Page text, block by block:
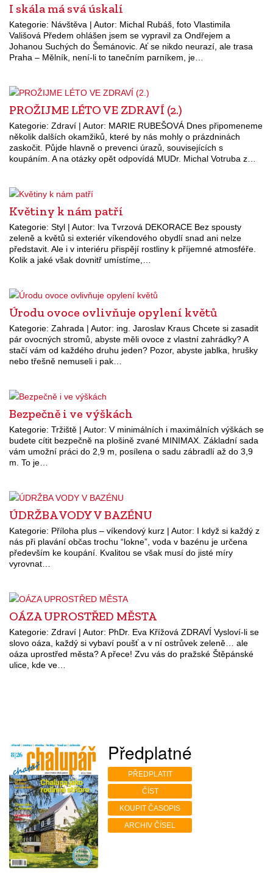
I skála má svá úskalí
Kategorie: Návštěva | Autor: Michal Rubáš, foto Vlastimila
Vališová Předem ohlášen jsem se vypravil za Ondřejem a
Johanou Suchých do Šemánovic. Ať se nikdo neurazí, ale trasa
Praha – Mělník, není-li to tanečním parníkem, je…
PROŽIJME LÉTO VE ZDRAVÍ (2.)
Kategorie: Zdraví | Autor: MARIE RUBEŠOVÁ Dnes připomeneme
několik dalších okamžiků, které by nás mohly o prázdninách
zaskočit. Půjde hlavně o prevenci úrazů, souvisejících s
koupáním. A na otázky opět odpovídá MUDr. Michal Votruba z…
Květiny k nám patří
Kategorie: Styl | Autor: Iva Tvrzová DEKORACE Bez spousty
zeleně a květů si exteriér víkendového obydlí snad ani nelze
představit. Ale i v interiéru přispějí rostliny k příjemné atmosféře.
Kolik a jaké však dovnitř umístíme,…
Úrodu ovoce ovlivňuje opylení květů
Kategorie: Zahrada | Autor: ing. Jaroslav Kraus Chcete si zasadit
pár ovocných stromů, abyste měli ovoce z vlastní zahrádky? A
stačí vám od každého druhu jeden? Pozor, abyste jablka, hrušky
nebo třešně nemuseli i pak…
Bezpečně i ve výškách
Kategorie: Tržiště | Autor: V minimálních i maximálních výškách se
budete cítit bezpečně na plošině zvané MINIMAX. Základní sada
vám umožní práci do 2,9 m, posílena o sadu zábradlí až do 3,9
m. To je…
ÚDRŽBA VODY V BAZÉNU
Kategorie: Příloha plus – víkendový kurz | Autor: I když si každý z
nás při plavání občas trochu “lokne”, voda v bazénu je určena
především ke koupání. Kvalitou se však musí do jisté míry
vyrovnat…
OÁZA UPROSTŘED MĚSTA
Kategorie: Zdraví | Autor: PhDr. Eva Křížová ZDRAVÍ Vysloví-li se
slovo oáza, každý si vybaví poušť a v ní ostrůvek zeleně… ale
oáza uprostřed města? A přece! Zvu vás do pražské Štěpánské
ulice, kde ve…
Předplatné
PŘEDPLATIT
ČÍST
KOUPIT ČASOPIS
ARCHIV ČÍSEL